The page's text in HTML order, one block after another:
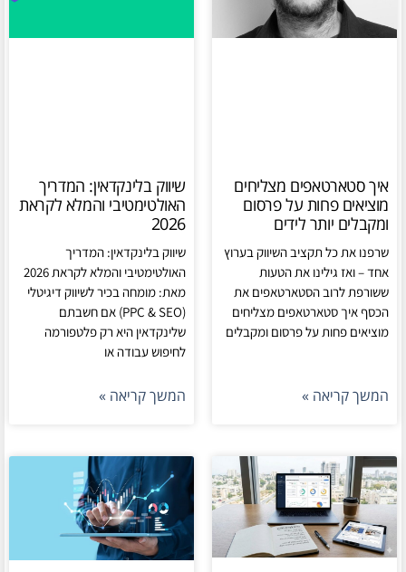
איך סטארטאפים מצליחים
מוציאים פחות על פרסום
ומקבלים יותר לידים
שרפנו את כל תקציב השיווק בערוץ
אחד – ואז גילינו את הטעות
ששורפת לרוב הסטארטאפים את
הכסף איך סטארטאפים מצליחים
מוציאים פחות על פרסום ומקבלים
המשך קריאה »
שיווק בלינקדאין: המדריך
האולטימטיבי והמלא לקראת
2026
שיווק בלינקדאין: המדריך
מאת: מומחה בכיר לשיווק דיגיטלי
(PPC & SEO) אם חשבתם
שלינקדאין היא רק פלטפורמה
לחיפוש עבודה או
המשך קריאה »